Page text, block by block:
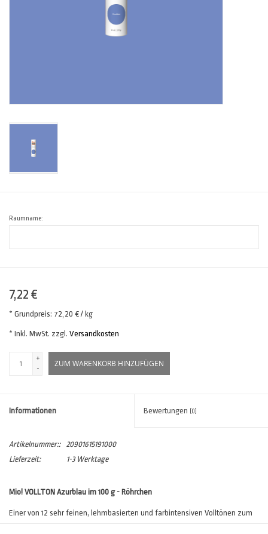
Raumname:
7,22 €
* Grundpreis: 72,20 € / kg
* Inkl. MwSt. zzgl. Versandkosten
+
-
ZUM WARENKORB HINZUFÜGEN
Informationen Bewertungen (0)
Artikelnummer::
20901615191000
Lieferzeit:
1-3 Werktage
Mio! VOLLTON Azurblau im 100 g - Röhrchen
Einer von 12 sehr feinen, lehmbasierten und farbintensiven Volltönen zum